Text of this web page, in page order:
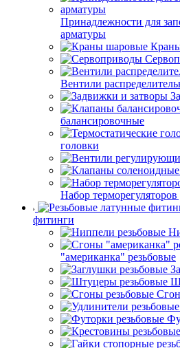
Принадлежности для
арматуры
Вентили
балансировочные
головки
Набор терморегуляторов
фитинги
"американка" резьбовые